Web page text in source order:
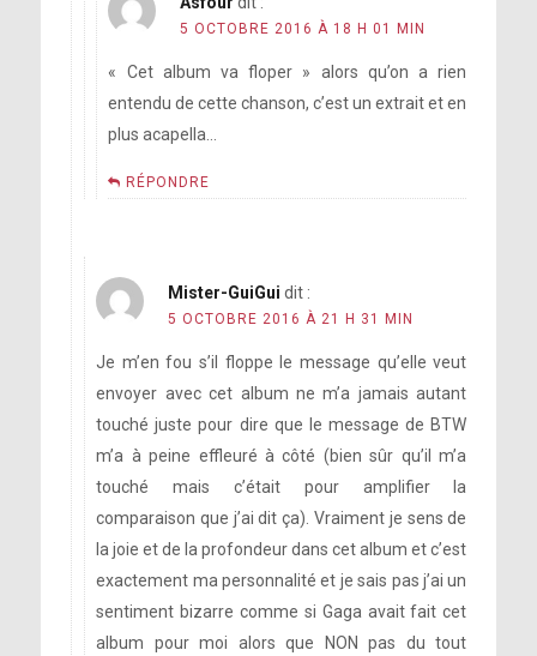
vraiment
[Quand il a entendu l’album],
il m’a juste dit : « Je ne sais pas
comment tu as fait pour savoir ce que
j’aurais dit si j’avais eu la chance de
lui dire au-revoir. »
5 OCTOBRE 2016 À 18 H 01 MIN
« Cet album va floper » alors qu’on a rien
entendu de cette chanson, c’est un extrait et en
plus acapella…
RÉPONDRE
Mister-GuiGui dit :
5 OCTOBRE 2016 À 21 H 31 MIN
Je m’en fou s’il floppe le message qu’elle veut
envoyer avec cet album ne m’a jamais autant
touché juste pour dire que le message de BTW
m’a à peine effleuré à côté (bien sûr qu’il m’a
touché mais c’était pour amplifier la
comparaison que j’ai dit ça). Vraiment je sens de
la joie et de la profondeur dans cet album et c’est
exactement ma personnalité et je sais pas j’ai un
sentiment bizarre comme si Gaga avait fait cet
album pour moi alors que NON pas du tout